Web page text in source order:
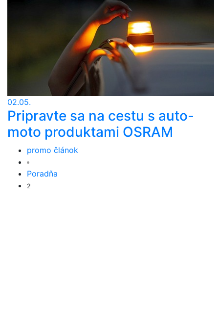
02.05.
Pripravte sa na cestu s auto-
moto produktami OSRAM
promo článok
Poradňa
2